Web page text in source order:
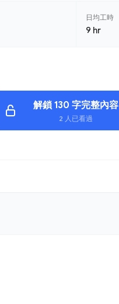
日均工時
9 hr
解鎖 130 字完整內容
2 人已看過